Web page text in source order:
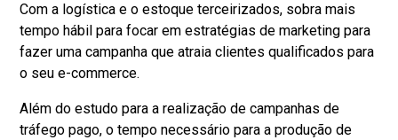
Com a logística e o estoque terceirizados, sobra mais
tempo hábil para focar em estratégias de marketing para
fazer uma campanha que atraia clientes qualificados para
o seu e-commerce.
Além do estudo para a realização de campanhas de
tráfego pago, o tempo necessário para a produção de